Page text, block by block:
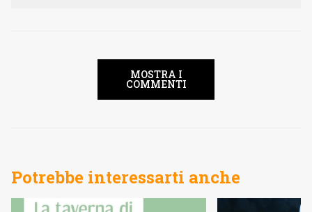
MOSTRA I
COMMENTI
Potrebbe interessarti anche